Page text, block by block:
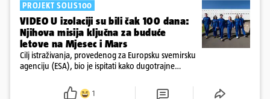
PROJEKT SOLIS100
VIDEO U izolaciji su bili čak 100 dana:
Njihova misija ključna za buduće
letove na Mjesec i Mars
Cilj istraživanja, provedenog za Europsku svemirsku
agenciju (ESA), bio je ispitati kako dugotrajne
uvjetima utječu na zdravlje i sposobnosti ljudi.
1